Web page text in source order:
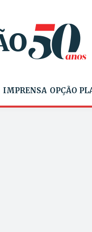
IMPRENSA OPÇÃO